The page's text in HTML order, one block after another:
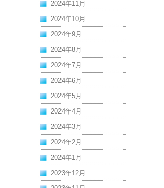
2024年11月
2024年10月
2024年9月
2024年8月
2024年7月
2024年6月
2024年5月
2024年4月
2024年3月
2024年2月
2024年1月
2023年12月